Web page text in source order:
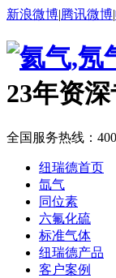
新浪微博|腾讯微博|
23年资
全国服务热线：
纽瑞德首页
氙气
同位素
六氟化硫
标准气体
纽瑞德产品
客户案例